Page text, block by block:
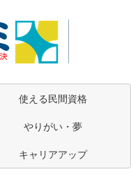
使える民間資格
やりがい・夢
キャリアアップ